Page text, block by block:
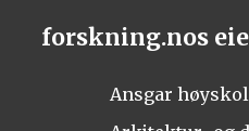
forskning.nos
Ansgar